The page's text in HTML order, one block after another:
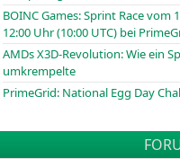
BOINCGames: Sprint Race vom
12:00 Uhr (10:00 UTC) bei
AMDs X3D-Revolution: Wie ein
umkrempelte
PrimeGrid: National Egg Day